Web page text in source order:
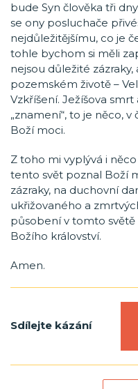
bude Syn člověka tři
se ony posluchače
nejdůležitějšímu, co je
tohle bychom si měli
nejsou důležité
pozemském životě –
Vzkříšení. Ježíšova
„znamení“, to je něco,
Boží moci.
Z toho mi vyplývá i
tento svět poznal Boží
zázraky, na duchovní
ukřižovaného a
působení v tomto světě
Božího království.
Amen.
Sdílejte kázání